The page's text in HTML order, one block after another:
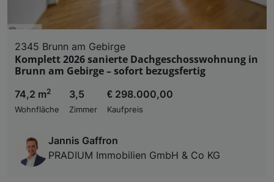
2345 Brunn am Gebirge
Komplett 2026 sanierte Dachgeschosswohnung in
Brunn am Gebirge – sofort bezugsfertig
74,2 m2
Wohnfläche
3,5
Zimmer
€ 298.000,00
Kaufpreis
Jannis Gaffron
PRADIUM Immobilien GmbH & Co KG